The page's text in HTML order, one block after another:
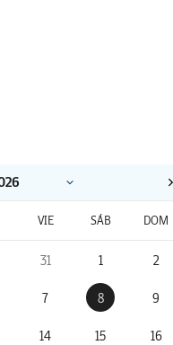
VIE SÁB DOM
31 1 2
7 8 9
14 15 16